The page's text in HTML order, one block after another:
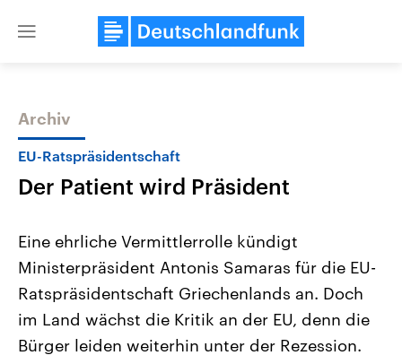
Close
Themen
Landtagswahl Sachsen-Anhalt
2026
Alle Informationen
Sachsen-Anhalt wählt am 6.
USA
Aktuelle Beiträge,
Hintergründe
Wirtschaftlich und
Archiv
EU-Ratspräsidentschaft
Der Patient wird Präsident
Eine ehrliche Vermittlerrolle kündigt
Ministerpräsident Antonis Samaras für die EU-
Ratspräsidentschaft Griechenlands an. Doch
im Land wächst die Kritik an der EU, denn die
Bürger leiden weiterhin unter der Rezession.